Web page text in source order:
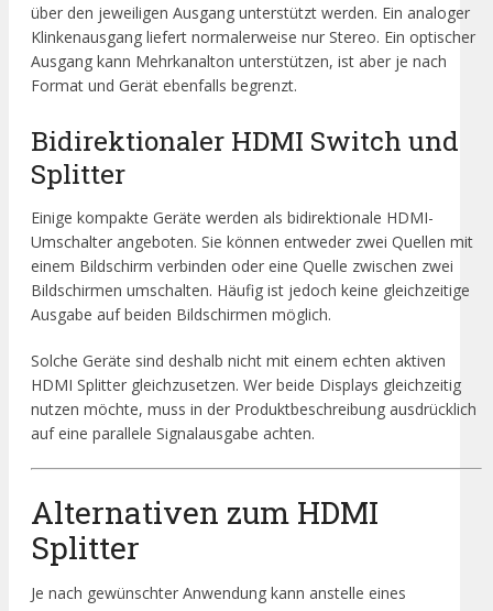
über den jeweiligen Ausgang unterstützt werden. Ein analoger
Klinkenausgang liefert normalerweise nur Stereo. Ein optischer
Ausgang kann Mehrkanalton unterstützen, ist aber je nach
Format und Gerät ebenfalls begrenzt.
Bidirektionaler HDMI Switch und
Splitter
Einige kompakte Geräte werden als bidirektionale HDMI-
Umschalter angeboten. Sie können entweder zwei Quellen mit
einem Bildschirm verbinden oder eine Quelle zwischen zwei
Bildschirmen umschalten. Häufig ist jedoch keine gleichzeitige
Ausgabe auf beiden Bildschirmen möglich.
Solche Geräte sind deshalb nicht mit einem echten aktiven
HDMI Splitter gleichzusetzen. Wer beide Displays gleichzeitig
nutzen möchte, muss in der Produktbeschreibung ausdrücklich
auf eine parallele Signalausgabe achten.
Alternativen zum HDMI
Splitter
Je nach gewünschter Anwendung kann anstelle eines